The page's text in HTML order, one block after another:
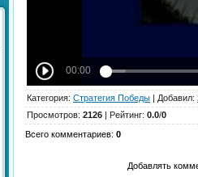
Категория: Стратегия Победы | Добавил:
Просмотров: 2126 | Рейтинг: 0.0/0
Всего комментариев: 0
Добавлять